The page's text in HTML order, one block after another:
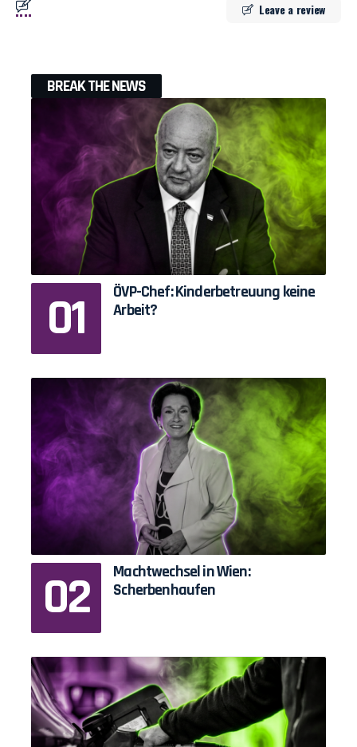
Leave a review
BREAK THE NEWS
ÖVP-Chef: Kinderbetreuung keine
Arbeit?
Machtwechsel in Wien:
Scherbenhaufen